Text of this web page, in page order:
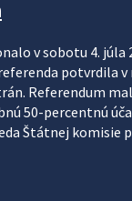
v sobotu 4. júla
potvrdila
Referendum
50-percentnú
Štátnej